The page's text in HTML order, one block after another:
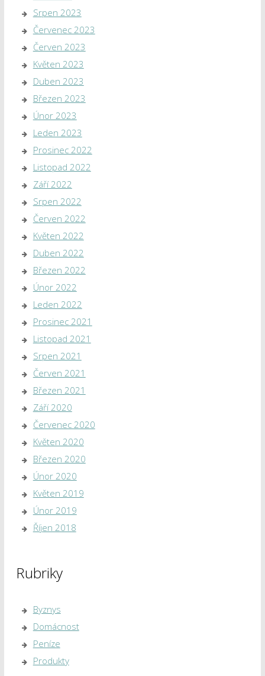
Srpen 2023
Červenec 2023
Červen 2023
Květen 2023
Duben 2023
Březen 2023
Únor 2023
Leden 2023
Prosinec 2022
Listopad 2022
Září 2022
Srpen 2022
Červen 2022
Květen 2022
Duben 2022
Březen 2022
Únor 2022
Leden 2022
Prosinec 2021
Listopad 2021
Srpen 2021
Červen 2021
Březen 2021
Září 2020
Červenec 2020
Květen 2020
Březen 2020
Únor 2020
Květen 2019
Únor 2019
Říjen 2018
Rubriky
Byznys
Domácnost
Peníze
Produkty